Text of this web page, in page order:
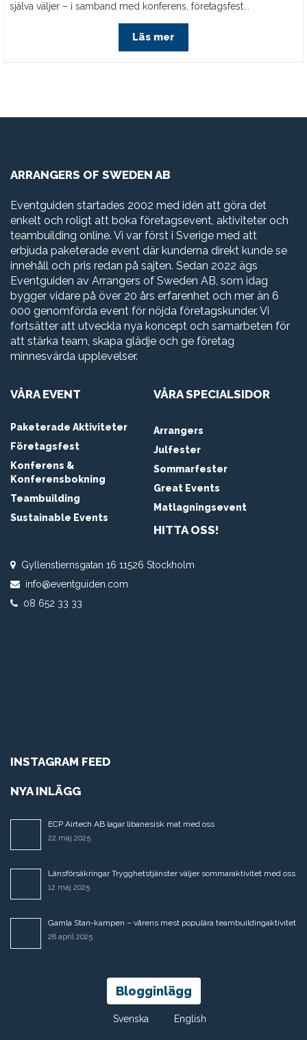
själva väljer – i samband med konferens, företagsfest...
Läs mer
ARRANGERS OF SWEDEN AB
Eventguiden startades 2002 med idén att göra det
enkelt och roligt att boka företagsevent, aktiviteter och
teambuilding online. Vi var först i Sverige med att
erbjuda paketerade event där kunderna direkt kunde se
innehåll och pris redan på sajten. Sedan 2022 ägs
Eventguiden av Arrangers of Sweden AB, som idag
bygger vidare på över 20 års erfarenhet och mer än 6
000 genomförda event för nöjda företagskunder. Vi
fortsätter att utveckla nya koncept och samarbeten för
att stärka team, skapa glädje och ge företag
minnesvärda upplevelser.
VÅRA EVENT
Paketerade Aktiviteter
Företagsfest
Konferens &
Konferensbokning
Teambuilding
Sustainable Events
VÅRA SPECIALSIDOR
Arrangers
Julfester
Sommarfester
Great Events
Matlagningsevent
HITTA OSS!
Gyllenstiernsgatan 16 11526 Stockholm
info@eventguiden.com
08 652 33 33
INSTAGRAM FEED
NYA INLÄGG
ECP Airtech AB lagar libanesisk mat med oss
22 maj 2025
Länsförsäkringar Trygghetstjänster väljer sommaraktivitet med oss
12 maj 2025
Gamla Stan-kampen – vårens mest populära teambuildingaktivitet
28 april 2025
Blogginlägg
Svenska English